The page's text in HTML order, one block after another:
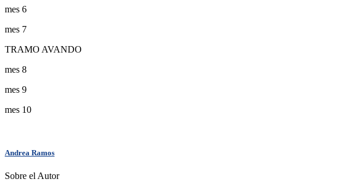
mes 6
mes 7
TRAMO AVANDO
mes 8
mes 9
mes 10
Andrea Ramos
Sobre el Autor